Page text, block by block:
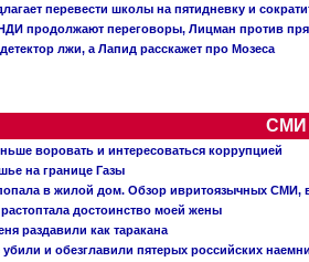
перевести школы на пятидневку и
продолжают переговоры, Лицман против
лжи, а Лапид расскажет про Мозеса
СМИ
воровать и интересоваться коррупцией
на границе Газы
в жилой дом. Обзор ивритоязычных СМИ,
растоптала достоинство моей жены
раздавили как таракана
и обезглавили пятерых российских